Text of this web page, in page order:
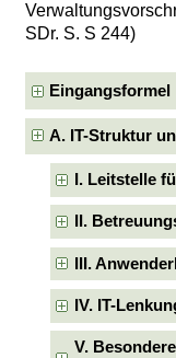
SDr. S. S 244)
Eingangsformel
A. IT-Struktur
I. Leitstelle
II.
III.
IV. IT-
V.